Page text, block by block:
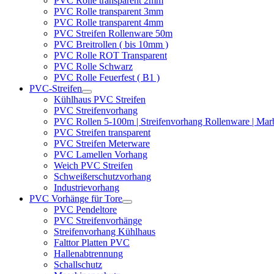
PVC Rolle transparent 3mm
PVC Rolle transparent 4mm
PVC Streifen Rollenware 50m
PVC Breitrollen ( bis 10mm )
PVC Rolle ROT Transparent
PVC Rolle Schwarz
PVC Rolle Feuerfest ( B1 )
PVC-Streifen
Kühlhaus PVC Streifen
PVC Streifenvorhang
PVC Rollen 5-100m | Streifenvorhang Rollenware |
PVC Streifen transparent
PVC Streifen Meterware
PVC Lamellen Vorhang
Weich PVC Streifen
Schweißerschutzvorhang
Industrievorhang
PVC Vorhänge für Tore
PVC Pendeltore
PVC Streifenvorhänge
Streifenvorhang Kühlhaus
Falttor Platten PVC
Hallenabtrennung
Schallschutz